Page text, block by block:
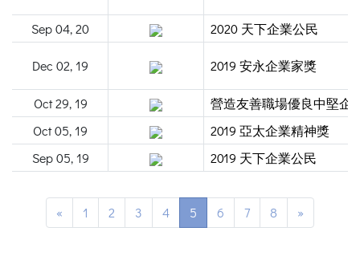
Sep 04, 20 2020 天下企業公民
Dec 02, 19 2019 安永企業家獎
Oct 29, 19
營造友善職場優良中堅企
Oct 05, 19
2019 亞太企業精神獎
Sep 05, 19
2019 天下企業公民
« 1 2 3 4 5 6 7 8 »